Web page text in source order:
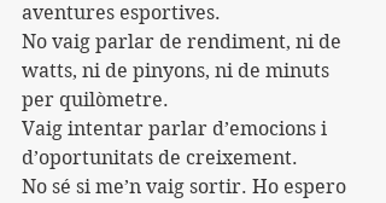
aventures esportives.
No vaig parlar de rendiment, ni de
watts, ni de pinyons, ni de minuts
per quilòmetre.
Vaig intentar parlar d’emocions i
d’oportunitats de creixement.
No sé si me’n vaig sortir. Ho espero